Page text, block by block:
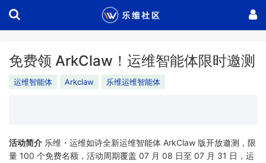
免费领 ArkClaw！运维智能体限时邀测
运维智能体 Arkclaw 乐维运维智能体
活动简介 乐维・运维如诗全新运维智能体 ArkClaw 版开放邀测，限
量 100 个免费名额，活动周期覆盖 07 月 08 日至 07 月 31 日，运